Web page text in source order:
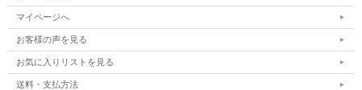
マイページへ
お客様の声を見る
お気に入りリストを見る
送料・支払方法